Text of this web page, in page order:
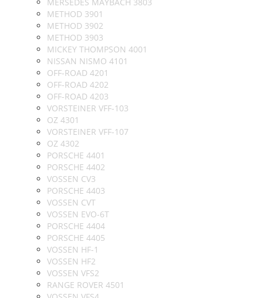
METHOD 3901
METHOD 3902
METHOD 3903
MICKEY THOMPSON 4001
NISSAN NISMO 4101
OFF-ROAD 4201
OFF-ROAD 4202
OFF-ROAD 4203
VORSTEINER VFF-103
OZ 4301
VORSTEINER VFF-107
OZ 4302
PORSCHE 4401
PORSCHE 4402
VOSSEN CV3
PORSCHE 4403
VOSSEN CVT
VOSSEN EVO-6T
PORSCHE 4404
PORSCHE 4405
VOSSEN HF-1
VOSSEN HF2
VOSSEN VFS2
RANGE ROVER 4501